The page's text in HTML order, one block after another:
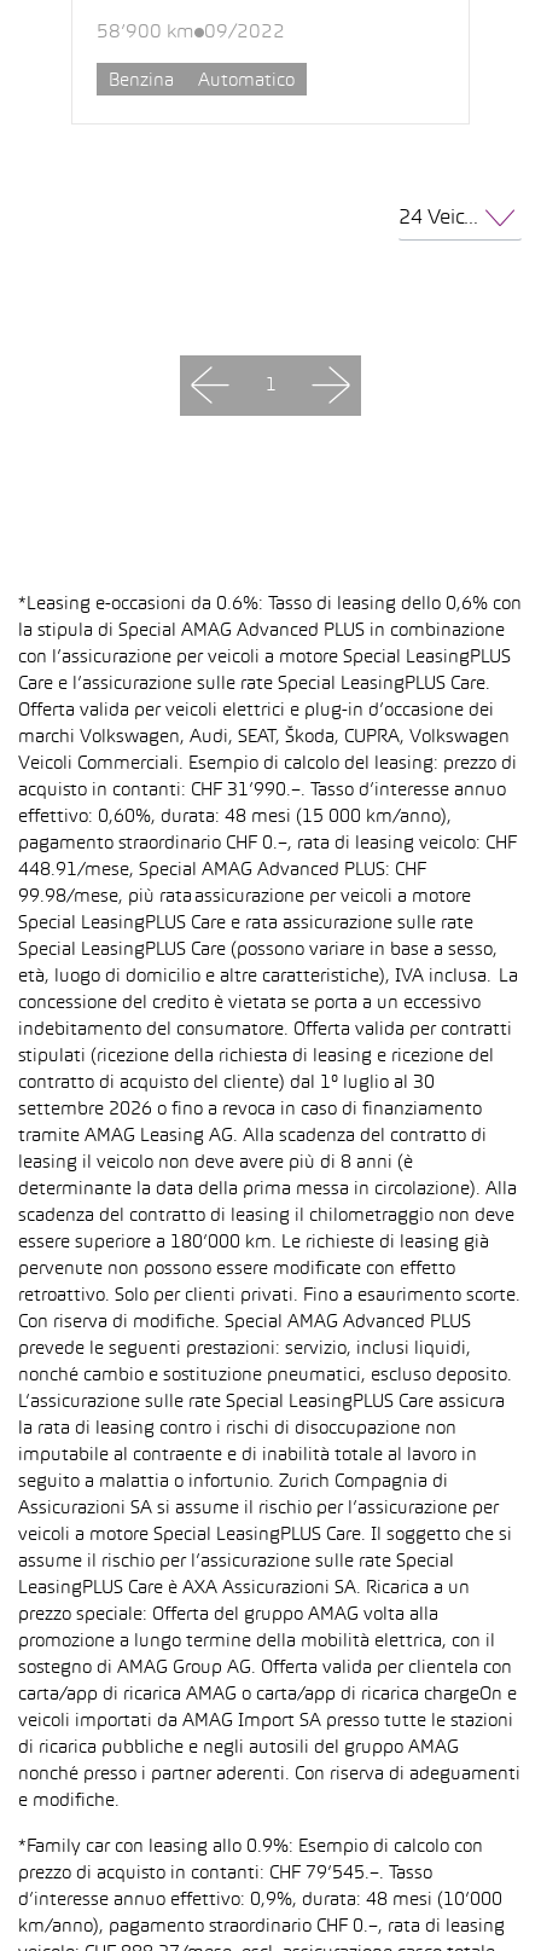
58’900 km 09/2022
Benzina Automatico
24 Veicoli per pagina
1
*Leasing e-occasioni da 0.6%: Tasso di leasing dello 0,6% con
la stipula di Special AMAG Advanced PLUS in combinazione
con l’assicurazione per veicoli a motore Special LeasingPLUS
Care e l’assicurazione sulle rate Special LeasingPLUS Care.
Offerta valida per veicoli elettrici e plug-in d’occasione dei
marchi Volkswagen, Audi, SEAT, Škoda, CUPRA, Volkswagen
Veicoli Commerciali. Esempio di calcolo del leasing: prezzo di
acquisto in contanti: CHF 31’990.–. Tasso d’interesse annuo
effettivo: 0,60%, durata: 48 mesi (15 000 km/anno),
pagamento straordinario CHF 0.–, rata di leasing veicolo: CHF
448.91/mese, Special AMAG Advanced PLUS: CHF
99.98/mese, più rata assicurazione per veicoli a motore
Special LeasingPLUS Care e rata assicurazione sulle rate
Special LeasingPLUS Care (possono variare in base a sesso,
età, luogo di domicilio e altre caratteristiche), IVA inclusa. La
concessione del credito è vietata se porta a un eccessivo
indebitamento del consumatore. Offerta valida per contratti
stipulati (ricezione della richiesta di leasing e ricezione del
contratto di acquisto del cliente) dal 1° luglio al 30
settembre 2026 o fino a revoca in caso di finanziamento
tramite AMAG Leasing AG. Alla scadenza del contratto di
leasing il veicolo non deve avere più di 8 anni (è
determinante la data della prima messa in circolazione). Alla
scadenza del contratto di leasing il chilometraggio non deve
essere superiore a 180’000 km. Le richieste di leasing già
pervenute non possono essere modificate con effetto
retroattivo. Solo per clienti privati. Fino a esaurimento scorte.
Con riserva di modifiche. Special AMAG Advanced PLUS
prevede le seguenti prestazioni: servizio, inclusi liquidi,
nonché cambio e sostituzione pneumatici, escluso deposito.
L’assicurazione sulle rate Special LeasingPLUS Care assicura
la rata di leasing contro i rischi di disoccupazione non
imputabile al contraente e di inabilità totale al lavoro in
seguito a malattia o infortunio. Zurich Compagnia di
Assicurazioni SA si assume il rischio per l’assicurazione per
veicoli a motore Special LeasingPLUS Care. Il soggetto che si
assume il rischio per l’assicurazione sulle rate Special
LeasingPLUS Care è AXA Assicurazioni SA. Ricarica a un
prezzo speciale: Offerta del gruppo AMAG volta alla
promozione a lungo termine della mobilità elettrica, con il
sostegno di AMAG Group AG. Offerta valida per clientela con
carta/app di ricarica AMAG o carta/app di ricarica chargeOn e
veicoli importati da AMAG Import SA presso tutte le stazioni
di ricarica pubbliche e negli autosili del gruppo AMAG
nonché presso i partner aderenti. Con riserva di adeguamenti
e modifiche.
*Family car con leasing allo 0.9%: Esempio di calcolo con
prezzo di acquisto in contanti: CHF 79’545.–. Tasso
d’interesse annuo effettivo: 0,9%, durata: 48 mesi (10’000
km/anno), pagamento straordinario CHF 0.–, rata di leasing